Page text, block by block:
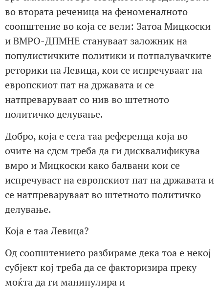
во втората реченица на феноменалното
соопштение во која се вели: Затоа Мицкоски
и ВМРО-ДПМНЕ стануваат заложник на
популистичките политики и потпалувачките
реторики на Левица, кои се испречуваат на
европскиот пат на државата и се
натпреваруваат со нив во штетното
политичко делување.
Добро, која е сега таа референца која во
очите на сдсм треба да ги дисквалификува
вмро и Мицкоски како балвани кои се
испречуваст на европскиот пат на државата и
се натпреваруваат во штетното политичко
делување.
Која е таа Левица?
Од соопштението разбираме дека тоа е некој
субјект кој треба да се факторизира преку
моќта да ги манипулира и